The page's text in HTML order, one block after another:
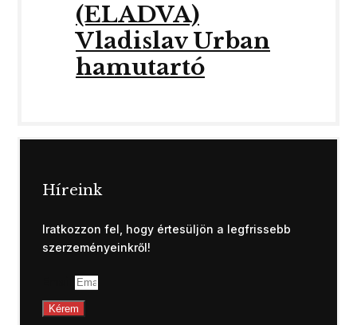
(ELADVA)
Vladislav Urban
hamutartó
Híreink
Iratkozzon fel, hogy értesüljön a legfrissebb
szerzeményeinkről!
Kérem